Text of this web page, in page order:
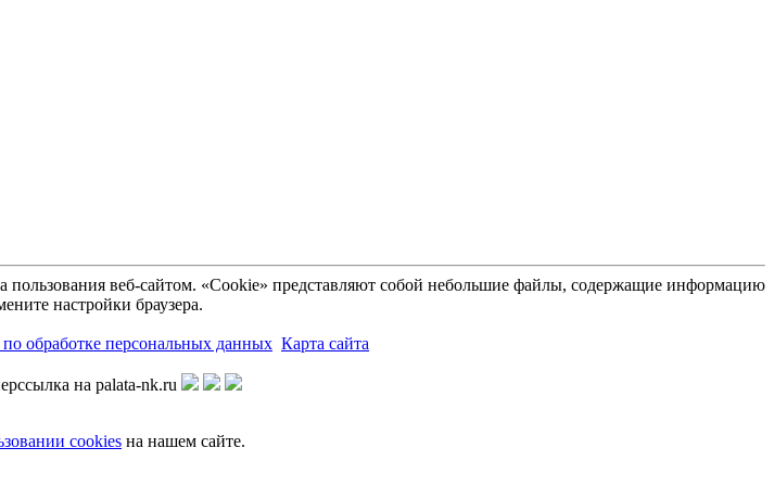
веб-сайтом. «Cookie» представляют собой небольшие файлы, содержащие информацию
настройки браузера.
обработке персональных данных Карта сайта
на palata-nk.ru
cookies на нашем сайте.